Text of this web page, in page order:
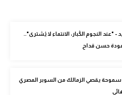
- "عند النجوم الكُبار، الانتماء لا يُشترى"..
عودة حسن قداح
سموحة يقصي الزمالك من السوبر المصري